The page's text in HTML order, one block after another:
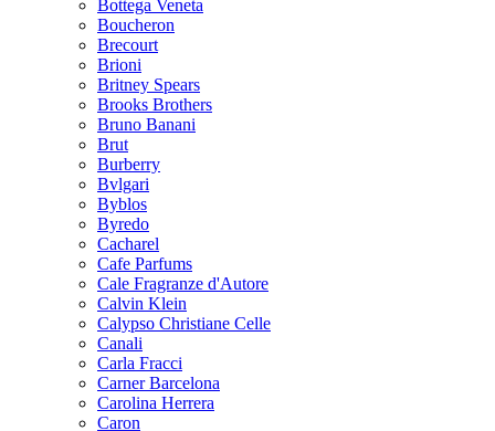
Bottega Veneta
Boucheron
Brecourt
Brioni
Britney Spears
Brooks Brothers
Bruno Banani
Brut
Burberry
Bvlgari
Byblos
Byredo
Cacharel
Cafe Parfums
Cale Fragranze d'Autore
Calvin Klein
Calypso Christiane Celle
Canali
Carla Fracci
Carner Barcelona
Carolina Herrera
Caron